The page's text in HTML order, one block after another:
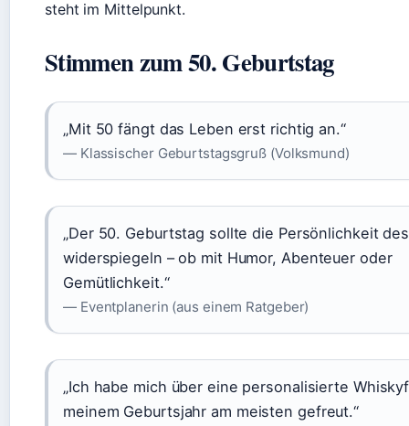
steht im Mittelpunkt.
Stimmen zum 50. Geburtstag
„Mit 50 fängt das Leben erst richtig an.“
— Klassischer Geburtstagsgruß (Volksmund)
„Der 50. Geburtstag sollte die Persönlichkeit
widerspiegeln – ob mit Humor, Abenteuer oder
Gemütlichkeit.“
— Eventplanerin (aus einem Ratgeber)
„Ich habe mich über eine personalisierte
meinem Geburtsjahr am meisten gefreut.“